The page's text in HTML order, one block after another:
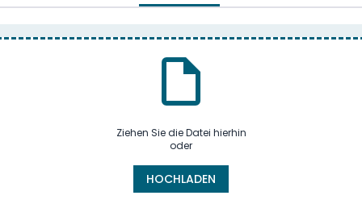
Ziehen Sie die Datei hierhin
oder
HOCHLADEN